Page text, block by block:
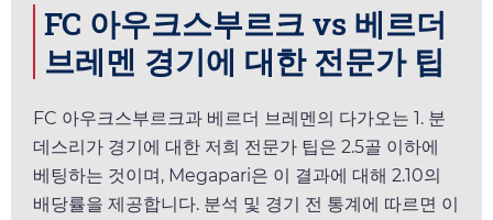
FC 아우크스부르크 vs 베르더
브레멘 경기에 대한 전문가 팁
FC 아우크스부르크과 베르더 브레멘의 다가오는 1. 분
데스리가 경기에 대한 저희 전문가 팁은 2.5골 이하에
베팅하는 것이며, Megapari은 이 결과에 대해 2.10의
배당률을 제공합니다. 분석 및 경기 전 통계에 따르면 이